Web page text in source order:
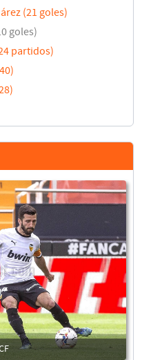
(21 goles)
goles)
partidos)